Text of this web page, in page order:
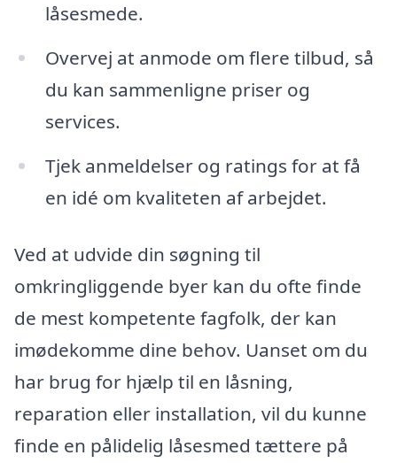
låsesmede.
Overvej at anmode om flere tilbud, så
du kan sammenligne priser og
services.
Tjek anmeldelser og ratings for at få
en idé om kvaliteten af arbejdet.
Ved at udvide din søgning til
omkringliggende byer kan du ofte finde
de mest kompetente fagfolk, der kan
imødekomme dine behov. Uanset om du
har brug for hjælp til en låsning,
reparation eller installation, vil du kunne
finde en pålidelig låsesmed tættere på